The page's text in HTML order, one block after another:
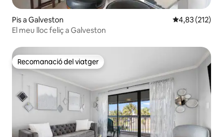
Pis a Galveston 4,83 de
4,83 (212)
El meu lloc feliç a Galveston
Recomanació del viatger
Recomanació del viatger